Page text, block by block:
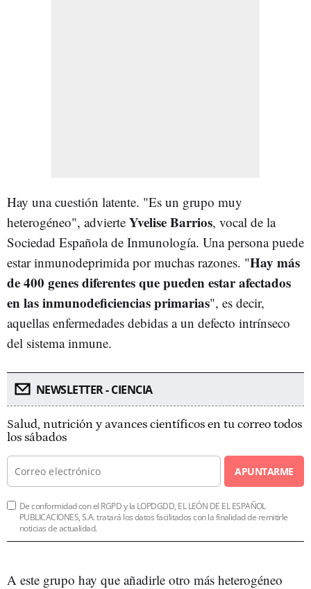
Hay una cuestión latente. "Es un grupo muy
heterogéneo", advierte Yvelise Barrios, vocal de la
Sociedad Española de Inmunología. Una persona puede
estar inmunodeprimida por muchas razones. "Hay más
de 400 genes diferentes que pueden estar afectados
en las inmunodeficiencias primarias", es decir,
aquellas enfermedades debidas a un defecto intrínseco
del sistema inmune.
NEWSLETTER - CIENCIA
Salud, nutrición y avances científicos en tu correo todos
los sábados
APUNTARME
De conformidad con el RGPD y la LOPDGDD, EL LEÓN DE EL ESPAÑOL
PUBLICACIONES, S.A. tratará los datos facilitados con la finalidad de remitirle
noticias de actualidad.
A este grupo hay que añadirle otro más heterogéneo